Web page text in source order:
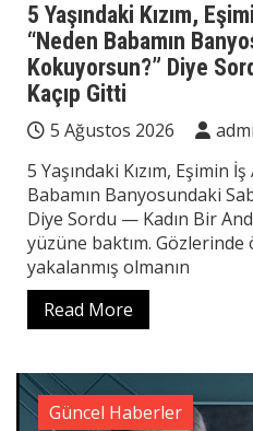
5 Yaşındaki Kızım,
“Neden Babamın
Kokuyorsun?” Diye
Kaçıp Gitti
5 Ağustos 2026
5 Yaşındaki Kızım, Eşimin
Babamın Banyosundaki
Diye Sordu — Kadın Bir
yüzüne baktım.
yakalanmış olmanın
Read More
Güncel Haberler